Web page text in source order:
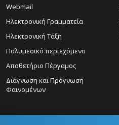
Webmail
Ηλεκτρονική Γραμματεία
Ηλεκτρονική Τάξη
Πολυμεσικό περιεχόμενο
Αποθετήριο Πέργαμος
Διάγνωση και Πρόγνωση
Φαινομένων